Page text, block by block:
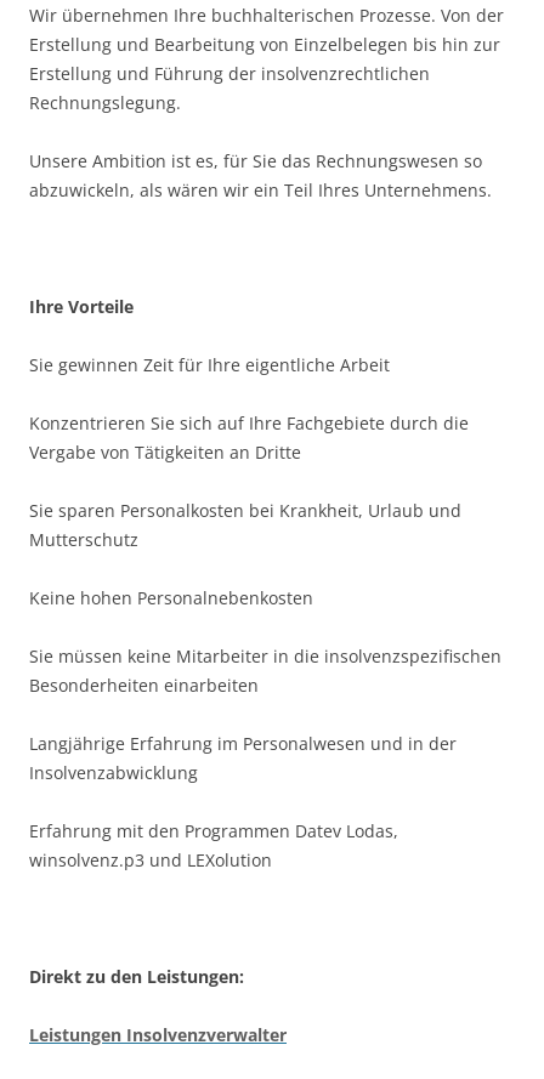
Wir übernehmen Ihre buchhalterischen Prozesse. Von der
Erstellung und Bearbeitung von Einzelbelegen bis hin zur
Erstellung und Führung der insolvenzrechtlichen
Rechnungslegung.
Unsere Ambition ist es, für Sie das Rechnungswesen so
abzuwickeln, als wären wir ein Teil Ihres Unternehmens.
Ihre Vorteile
Sie gewinnen Zeit für Ihre eigentliche Arbeit
Konzentrieren Sie sich auf Ihre Fachgebiete durch die
Vergabe von Tätigkeiten an Dritte
Sie sparen Personalkosten bei Krankheit, Urlaub und
Mutterschutz
Keine hohen Personalnebenkosten
Sie müssen keine Mitarbeiter in die insolvenzspezifischen
Besonderheiten einarbeiten
Langjährige Erfahrung im Personalwesen und in der
Insolvenzabwicklung
Erfahrung mit den Programmen Datev Lodas,
winsolvenz.p3 und LEXolution
Direkt zu den Leistungen:
Leistungen Insolvenzverwalter